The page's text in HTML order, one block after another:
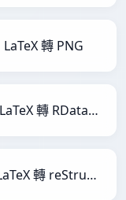
LaTeX 轉 PNG
LaTeX 轉 RDataFrame
LaTeX 轉 reStructuredText